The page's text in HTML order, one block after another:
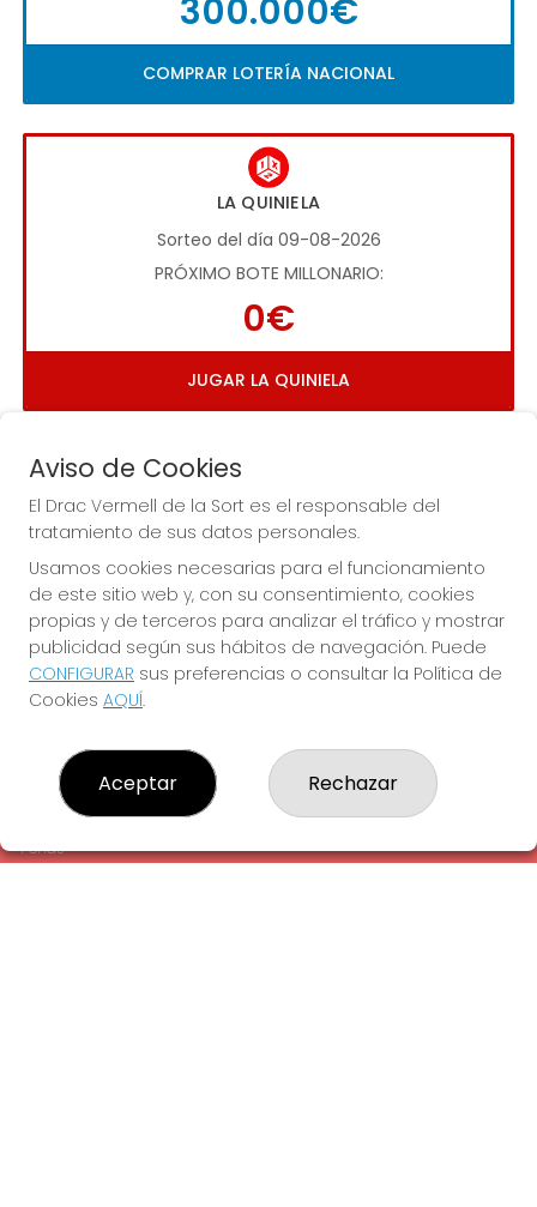
300.000€
COMPRAR LOTERÍA NACIONAL
LA QUINIELA
Sorteo del día 09-08-2026
PRÓXIMO BOTE MILLONARIO:
0€
JUGAR LA QUINIELA
Imagen anterior
EL DRAC VERMELL DE LA SORT
¿Quiénes somos?
Comprar lotería
Contacto
Empresas
Peñas
Aviso de Cookies
El Drac Vermell de la Sort es el responsable del
tratamiento de sus datos personales.
Usamos cookies necesarias para el funcionamiento
de este sitio web y, con su consentimiento, cookies
propias y de terceros para analizar el tráfico y mostrar
publicidad según sus hábitos de navegación. Puede
CONFIGURAR sus preferencias o consultar la Política de
Cookies AQUÍ.
Aceptar Rechazar